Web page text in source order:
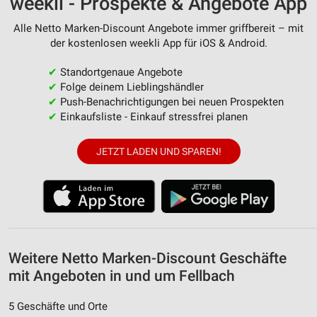
Alle Netto Marken-Discount Angebote immer griffbereit – mit
der kostenlosen weekli App für iOS & Android.
✔ Standortgenaue Angebote
✔ Folge deinem Lieblingshändler
✔ Push-Benachrichtigungen bei neuen Prospekten
✔ Einkaufsliste - Einkauf stressfrei planen
JETZT LADEN UND SPAREN!
Weitere Netto Marken-Discount Geschäfte
mit Angeboten in und um Fellbach
5 Geschäfte und Orte
Messung der Werbeleistung
Messung der Performance von Inhalten
Kombinationen von Daten aus verschiedenen
Quellen
Entwicklung und Verbesserung der Angebote
Verwendung reduzierter Daten zur Auswahl von
IAB-Besonderheiten:
Verwendung genauer Standortdaten
Nicht-IAB-Verarbeitungszwecke:
Notwendig